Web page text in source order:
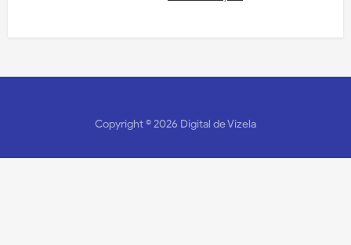
Copyright ©2026 Digital de Vizela